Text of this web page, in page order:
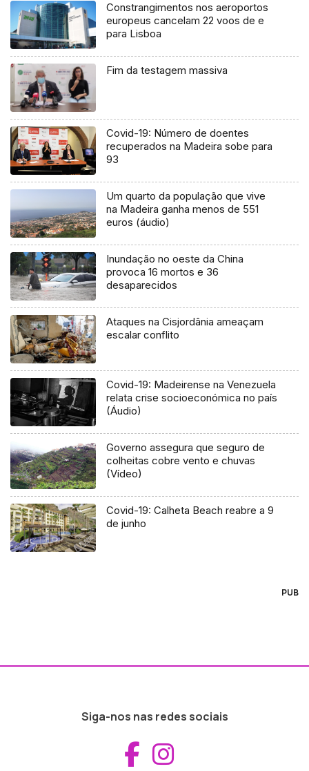
Constrangimentos nos aeroportos
europeus cancelam 22 voos de e
para Lisboa
Fim da testagem massiva
Covid-19: Número de doentes
recuperados na Madeira sobe para
93
Um quarto da população que vive
na Madeira ganha menos de 551
euros (áudio)
Inundação no oeste da China
provoca 16 mortos e 36
desaparecidos
Ataques na Cisjordânia ameaçam
escalar conflito
Covid-19: Madeirense na Venezuela
relata crise socioeconómica no país
(Áudio)
Governo assegura que seguro de
colheitas cobre vento e chuvas
(Vídeo)
Covid-19: Calheta Beach reabre a 9
de junho
PUB
Siga-nos nas redes sociais
Aceder ao